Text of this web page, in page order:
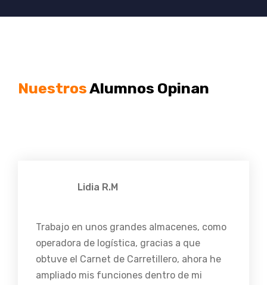
NuestrosAlumnos Opinan
Lidia R.M
Trabajo en unos grandes almacenes, como
operadora de logística, gracias a que
obtuve el Carnet de Carretillero, ahora he
ampliado mis funciones dentro de mi